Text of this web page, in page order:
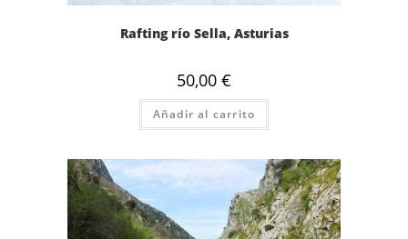
Rafting río Sella, Asturias
50,00 €
Añadir al carrito